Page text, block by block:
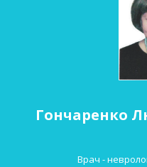
Гончаренко
Врач -